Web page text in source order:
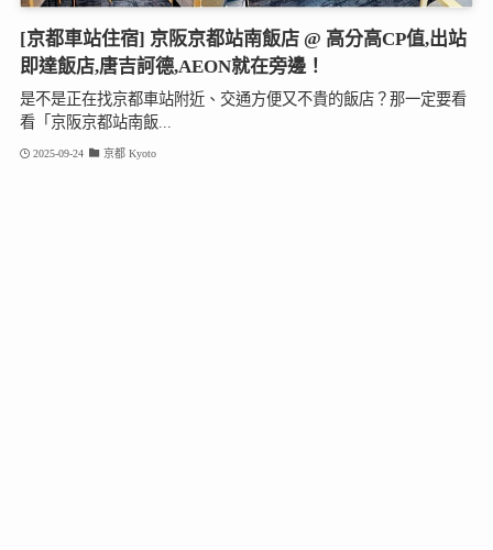
[京都車站住宿] 京阪京都站南飯店 @ 高分高CP值,出站
即達飯店,唐吉訶德,AEON就在旁邊！
是不是正在找京都車站附近、交通方便又不貴的飯店？那一定要看
看「京阪京都站南飯...
2025-09-24 京都 Kyoto